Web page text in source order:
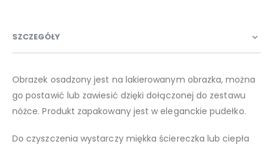
SZCZEGÓŁY
Obrazek osadzony jest na lakierowanym obrazka, można
go postawić lub zawiesić dzięki dołączonej do zestawu
nóżce. Produkt zapakowany jest w eleganckie pudełko.
Do czyszczenia wystarczy miękka ściereczka lub ciepła